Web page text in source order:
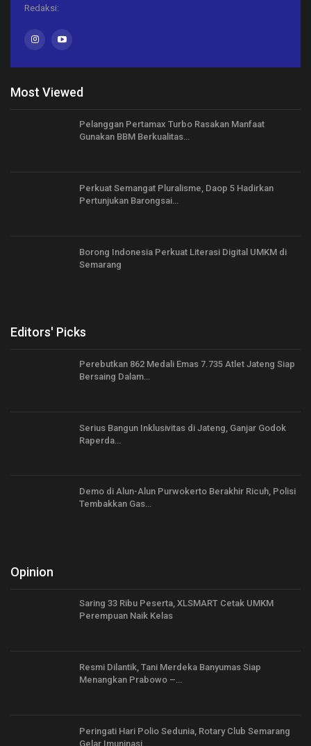
Redaksi:
Most Viewed
Pelanggan Pertamax Turbo Rasakan Manfaat
Gunakan BBM Berkualitas…
Perkuat Semangat Pluralisme, Daop 5 Hadirkan
Pertunjukan Barongsai…
Borong Indonesia Perkuat Literasi Digital UMKM di
Semarang
Editors' Picks
Perebutkan 862 Medali Emas 7.735 Atlet Jateng Siap
Bersaing Dalam…
Serius Bangun Inklusivitas di Jateng, Ganjar Godok
Raperda…
Demo di Alun-Alun Purwokerto Berakhir Ricuh, Polisi
Tembakkan Gas…
Opinion
Saring 33 Ribu Peserta, XLSMART Cetak UMKM
Perempuan Naik Kelas
Resmi Dilantik, Tani Merdeka Banyumas Siap
Menangkan Prabowo –…
Peringati Hari Polio Sedunia, Rotary Club Semarang
Gelar Imuninasi…